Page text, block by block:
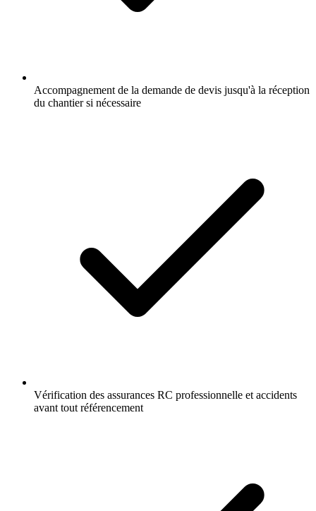
Accompagnement de la demande de devis jusqu'à la réception
du chantier si nécessaire
Vérification des assurances RC professionnelle et accidents
avant tout référencement